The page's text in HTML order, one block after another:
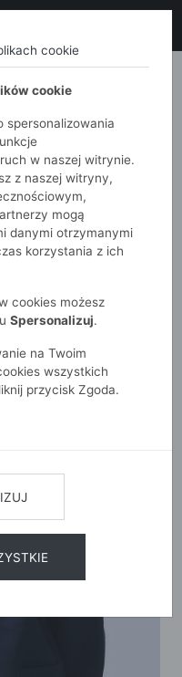
– styl college
cookie
cookie
spersonalizowania
w naszej witrynie.
z naszej witryny,
mogą
danymi otrzymanymi
korzystania z ich
cookies możesz
Spersonalizuj.
na Twoim
wszystkich
przycisk Zgoda.